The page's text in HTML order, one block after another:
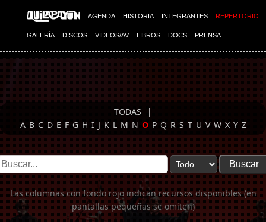
AGENDA HISTORIA INTEGRANTES REPERTORIO
GALERÍA DISCOS VIDEOS/AV LIBROS DOCS PRENSA
Imagen 01
TODAS
|
A B C D E F G H I J K L M N O P Q R S T U V W X Y Z
Las columnas con fondo rojo indican recursos disponibles (en
pantallas pequeñas se omiten)